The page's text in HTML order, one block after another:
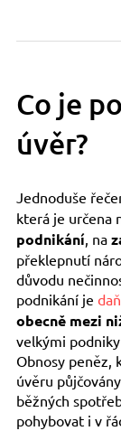
Co je
úvěr?
Jednoduše
která je určena
podnikání, na
překlepnutí
důvodu
podnikání je
obecně mezi
velkými
Obnosy peněz,
úvěru
běžných
pohybovat i v